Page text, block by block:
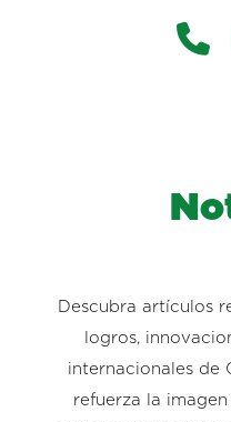
Descubra artículos
logros,
internacionales de
refuerza la